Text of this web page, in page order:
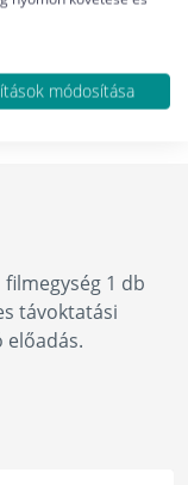
TÁVOKTATÁSI
1 db
távoktatási
előadás.
módosítása